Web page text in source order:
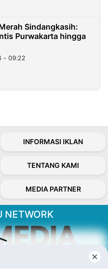
Sindangkasih:
Purwakarta hingga
- 09:22
INFORMASI IKLAN
TENTANG KAMI
MEDIA PARTNER
NETWORK